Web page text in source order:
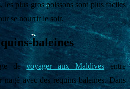
les plus gros poissons sont plus faciles
se nourrir le soir.
baleines
devoyager aux Maldives
entre
avec des requins-baleines. Dans